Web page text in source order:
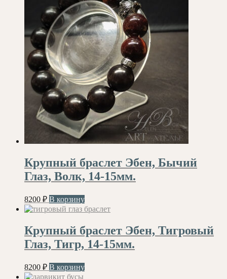
Крупный браслет Эбен, Бычий
Глаз, Волк, 14-15мм.
8200 ₽ В корзину
Крупный браслет Эбен, Тигровый
Глаз, Тигр, 14-15мм.
8200 ₽ В корзину